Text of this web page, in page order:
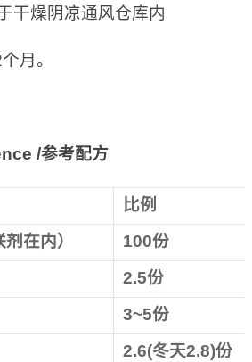
干燥阴凉通风仓库内
月。
/参考配方
比例
在内）
100份
2.5份
3~5份
2.6(冬天2.8)份